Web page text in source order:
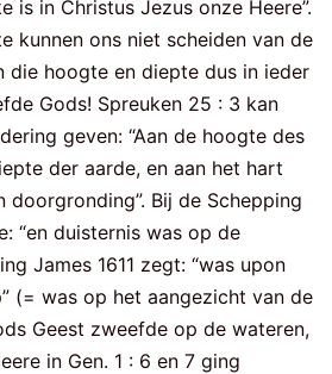
is in Christus Jezus onze Heere”.
kunnen ons niet scheiden van de
die hoogte en diepte dus in ieder
Gods! Spreuken 25 : 3 kan
geven: “Aan de hoogte des
der aarde, en aan het hart
doorgronding”. Bij de Schepping
“en duisternis was op de
James 1611 zegt: “was upon
(= was op het aangezicht van de
Geest zweefde op de wateren,
in Gen. 1 : 6 en 7 ging